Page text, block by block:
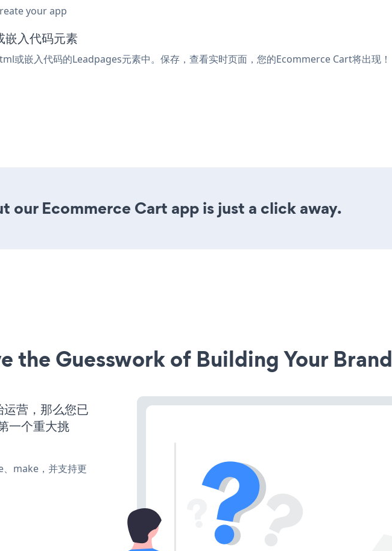
your app
入代码元素
或嵌入代码的Leadpages元素中。保存，查看实时页面，您的Ecommerce Cart将出现！
our Ecommerce Cart app is just a click away.
the Guesswork of Building Your Brand
营，那么您已
一个重大挑
make，并支持更